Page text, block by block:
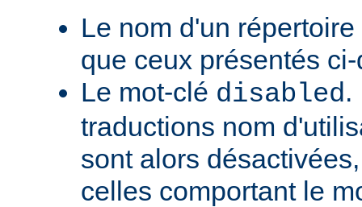
Le nom d'un
que ceux présentés
Le mot-clé disabled.
traductions nom
sont alors
celles comportant le